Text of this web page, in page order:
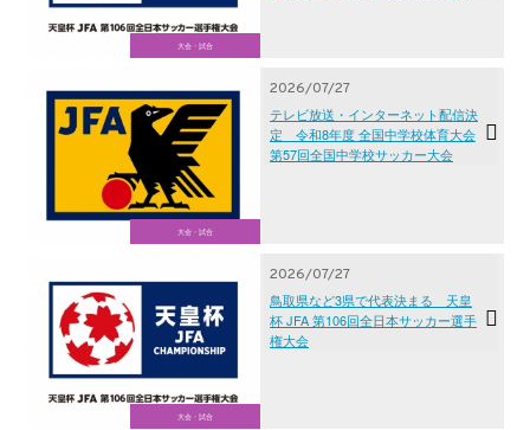
大会・試合
大会・試合
2026/07/27
テレビ放送・インターネット配信決
定 令和8年度 全国中学校体育大会
第57回全国中学校サッカー大会
大会・試合
2026/07/27
鳥取県など3県で代表決まる 天皇
杯 JFA 第106回全日本サッカー選手
権大会